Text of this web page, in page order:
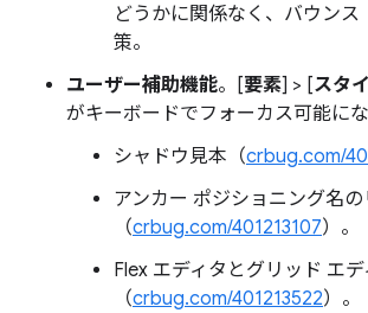
どうかに関係なく、バウンス
策。
ユーザー補助機能。[要素] > [スタ
がキーボードでフォーカス可能にな
シャドウ見本（crbug.com/
アンカー ポジショニング名の
（crbug.com/401213107）。
Flex エディタとグリッド エ
（crbug.com/401213522）。